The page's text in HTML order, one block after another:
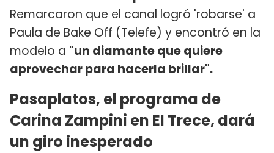
Remarcaron que el canal logró 'robarse' a
Paula de Bake Off (Telefe) y encontró en la
modelo a "un diamante que quiere
aprovechar para hacerla brillar".
Pasaplatos, el programa de
Carina Zampini en El Trece, dará
un giro inesperado